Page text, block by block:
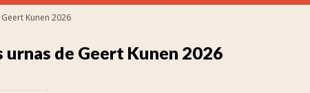
Kunen 2026
urnas de Geert Kunen 2026